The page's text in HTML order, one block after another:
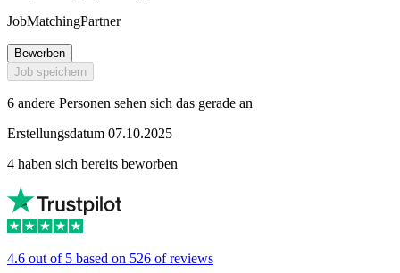
JobMatchingPartner
Bewerben
Job speichern
6 andere Personen sehen sich das gerade an
Erstellungsdatum 07.10.2025
4 haben sich bereits beworben
4.6 out of 5 based on 526 of reviews